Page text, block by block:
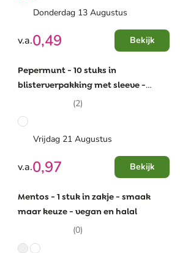
Donderdag 13 Augustus
v.a.0,49 Bekijk
Pepermunt - 10 stuks in
blisterverpakking met sleeve -
(2)
Vrijdag 21 Augustus
v.a.0,97 Bekijk
Mentos - 1 stuk in zakje - smaak
maar keuze - vegan en halal
(0)